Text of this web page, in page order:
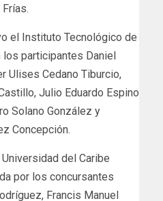
el Instituto Tecnológico de
participantes Daniel
Ulises Cedano Tiburcio,
Julio Eduardo Espino
Solano González y
Concepción.
del Caribe
por los concursantes
Francis Manuel